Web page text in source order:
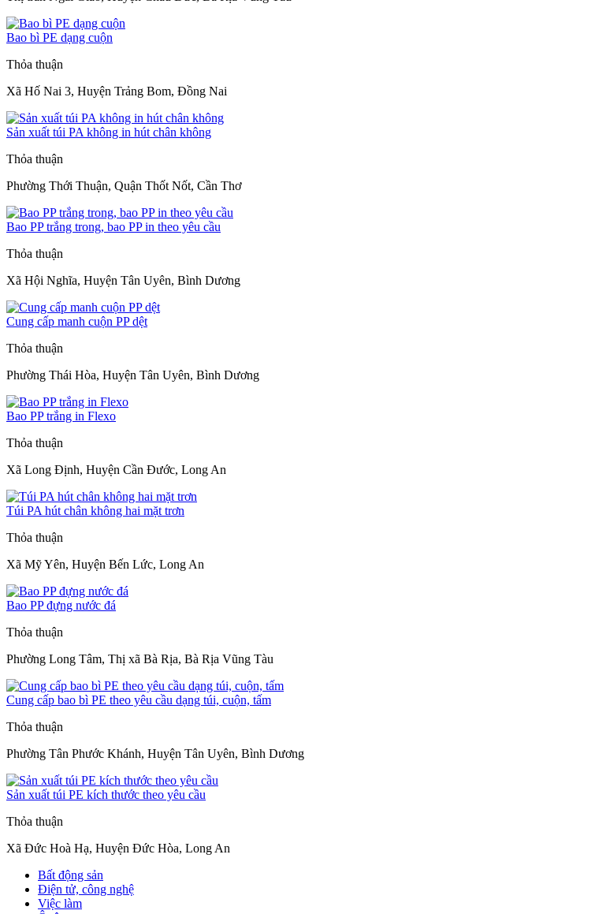
Bao bì PE dạng cuộn
Thỏa thuận
Xã Hố Nai 3, Huyện Trảng Bom, Đồng Nai
Sản xuất túi PA không in hút chân không
Thỏa thuận
Phường Thới Thuận, Quận Thốt Nốt, Cần Thơ
Bao PP trắng trong, bao PP in theo yêu cầu
Thỏa thuận
Xã Hội Nghĩa, Huyện Tân Uyên, Bình Dương
Cung cấp manh cuộn PP dệt
Thỏa thuận
Phường Thái Hòa, Huyện Tân Uyên, Bình Dương
Bao PP trắng in Flexo
Thỏa thuận
Xã Long Định, Huyện Cần Đước, Long An
Túi PA hút chân không hai mặt trơn
Thỏa thuận
Xã Mỹ Yên, Huyện Bến Lức, Long An
Bao PP đựng nước đá
Thỏa thuận
Phường Long Tâm, Thị xã Bà Rịa, Bà Rịa Vũng Tàu
Cung cấp bao bì PE theo yêu cầu dạng túi, cuộn, tấm
Thỏa thuận
Phường Tân Phước Khánh, Huyện Tân Uyên, Bình Dương
Sản xuất túi PE kích thước theo yêu cầu
Thỏa thuận
Xã Đức Hoà Hạ, Huyện Đức Hòa, Long An
Bất động sản
Điện tử, công nghệ
Việc làm